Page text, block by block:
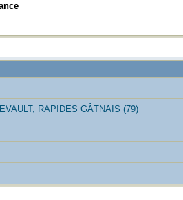
RAPIDES GÂTNAIS (79)